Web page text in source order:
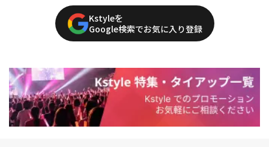
Kstyleを
Google検索でお気に入り登録